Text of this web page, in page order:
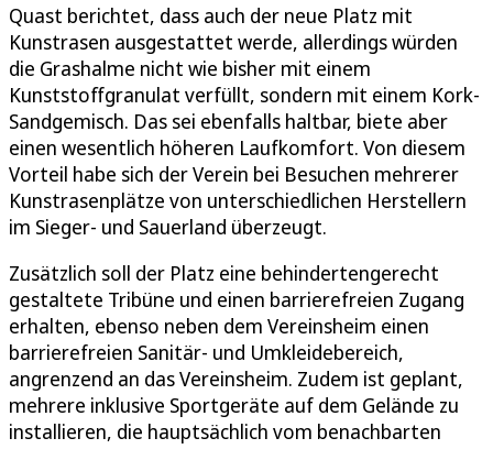
Quast berichtet, dass auch der neue Platz mit
Kunstrasen ausgestattet werde, allerdings würden
die Grashalme nicht wie bisher mit einem
Kunststoffgranulat verfüllt, sondern mit einem Kork-
Sandgemisch. Das sei ebenfalls haltbar, biete aber
einen wesentlich höheren Laufkomfort. Von diesem
Vorteil habe sich der Verein bei Besuchen mehrerer
Kunstrasenplätze von unterschiedlichen Herstellern
im Sieger- und Sauerland überzeugt.
Zusätzlich soll der Platz eine behindertengerecht
gestaltete Tribüne und einen barrierefreien Zugang
erhalten, ebenso neben dem Vereinsheim einen
barrierefreien Sanitär- und Umkleidebereich,
angrenzend an das Vereinsheim. Zudem ist geplant,
mehrere inklusive Sportgeräte auf dem Gelände zu
installieren, die hauptsächlich vom benachbarten